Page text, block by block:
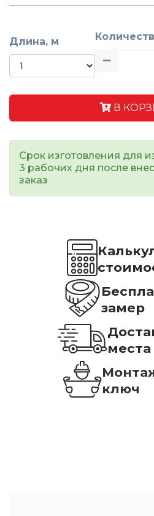
Длина, м
В
Срок изготовления для
3 рабочих дня после
заказ
замер
места
ключ